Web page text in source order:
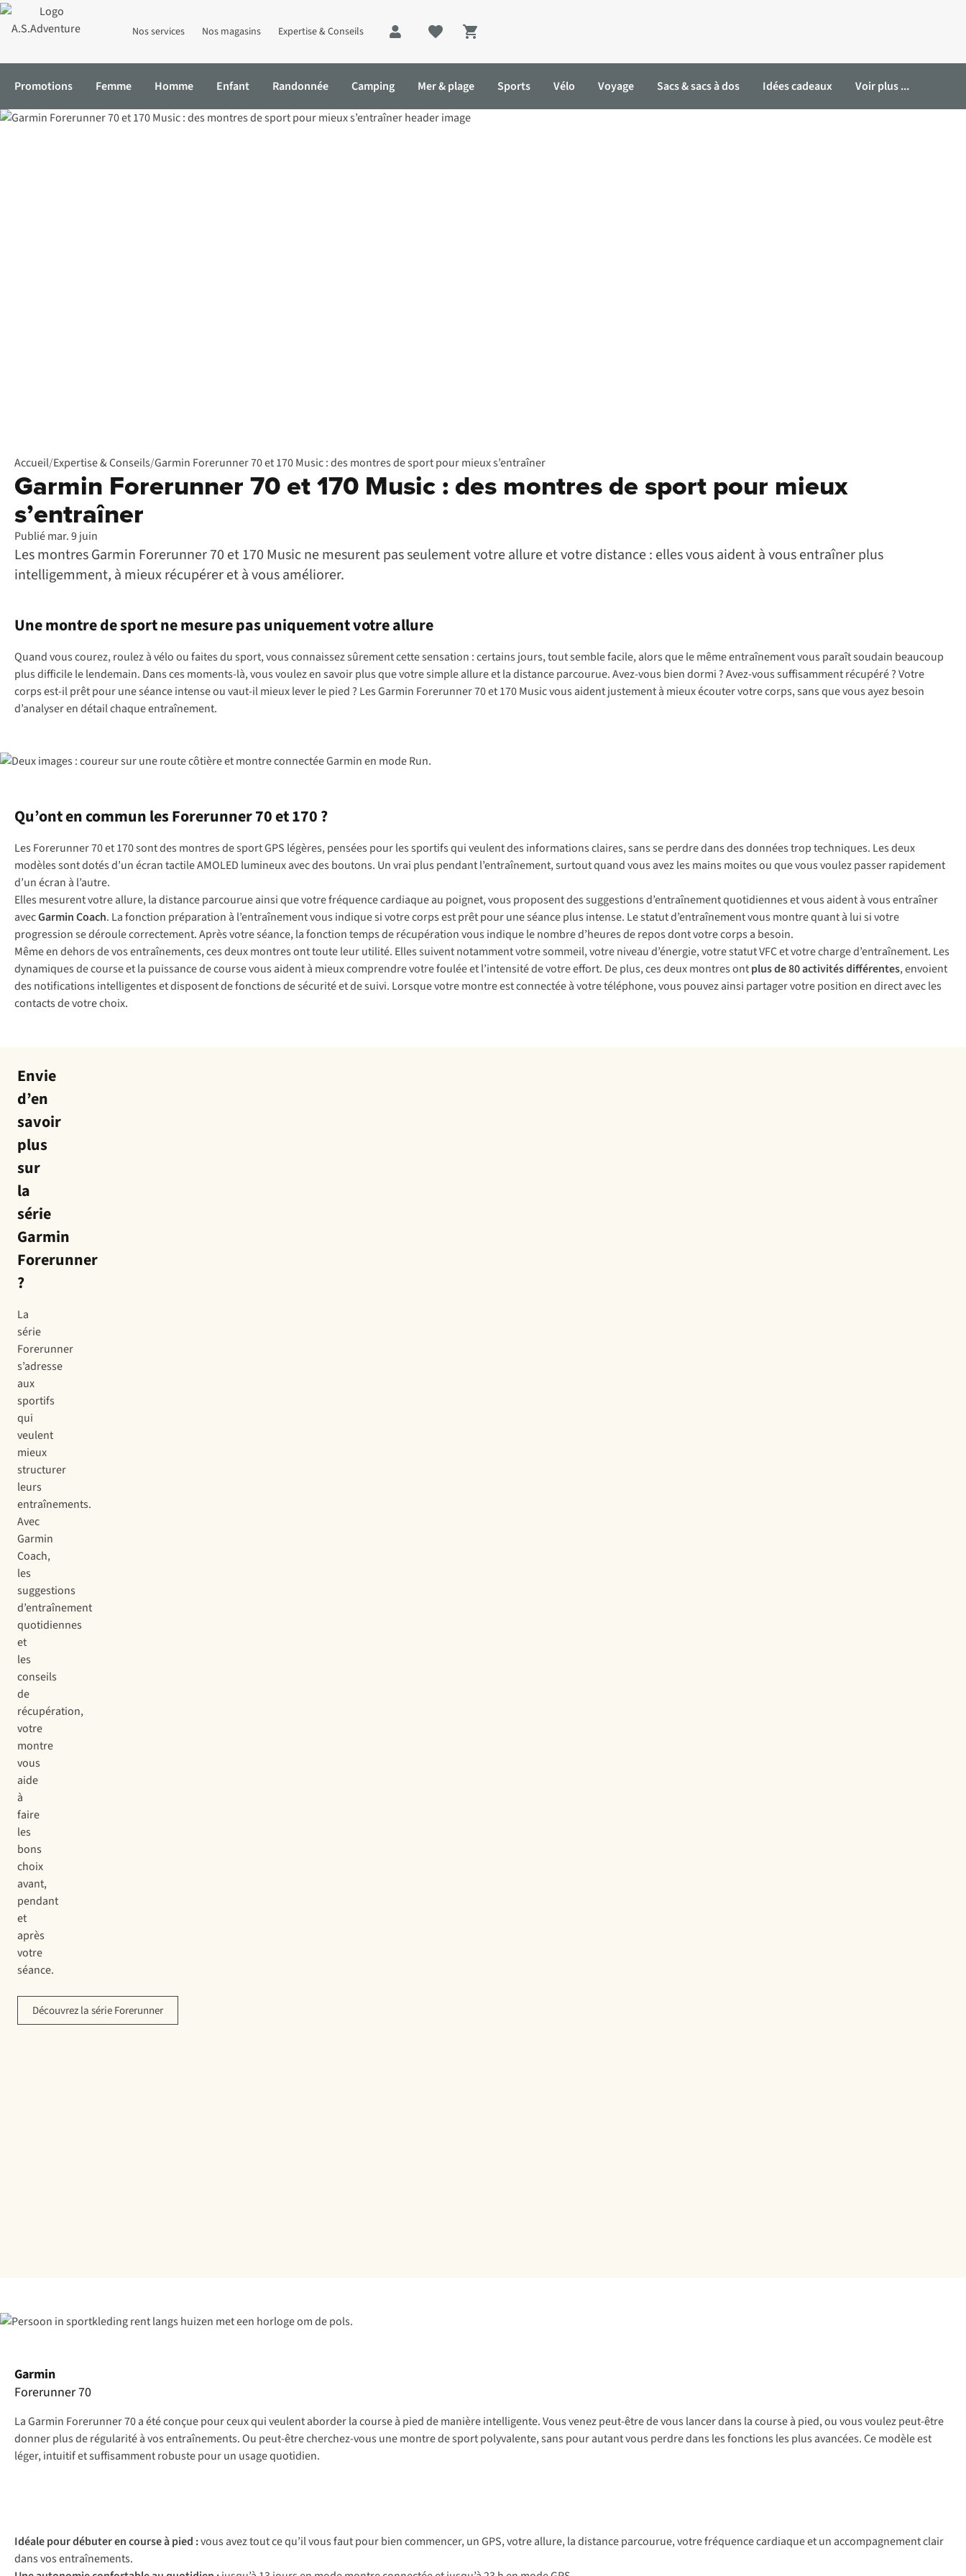
Nos services Nos magasins Expertise & Conseils
Shopping cart
Promotions Femme Homme Enfant Randonnée Camping Mer & plage Sports Vélo Voyage Sacs & sacs à dos Idées cadeaux Voir plus ...
Accueil/Expertise & Conseils/Garmin Forerunner 70 et 170 Music : des montres de sport pour mieux s’entraîner
Garmin Forerunner 70 et 170 Music : des montres de sport pour mieux
s’entraîner
Publié mar. 9 juin
Les montres Garmin Forerunner 70 et 170 Music ne mesurent pas seulement votre allure et votre distance : elles vous aident à vous entraîner plus
intelligemment, à mieux récupérer et à vous améliorer.
Une montre de sport ne mesure pas uniquement votre allure
Quand vous courez, roulez à vélo ou faites du sport, vous connaissez sûrement cette sensation : certains jours, tout semble facile, alors que le même entraînement vous paraît soudain beaucoup
plus difficile le lendemain. Dans ces moments-là, vous voulez en savoir plus que votre simple allure et la distance parcourue. Avez-vous bien dormi ? Avez-vous suffisamment récupéré ? Votre
corps est-il prêt pour une séance intense ou vaut-il mieux lever le pied ? Les Garmin Forerunner 70 et 170 Music vous aident justement à mieux écouter votre corps, sans que vous ayez besoin
d’analyser en détail chaque entraînement.
Qu’ont en commun les Forerunner 70 et 170 ?
Les Forerunner 70 et 170 sont des montres de sport GPS légères, pensées pour les sportifs qui veulent des informations claires, sans se perdre dans des données trop techniques. Les deux
modèles sont dotés d’un écran tactile AMOLED lumineux avec des boutons. Un vrai plus pendant l’entraînement, surtout quand vous avez les mains moites ou que vous voulez passer rapidement
d’un écran à l’autre.
Elles mesurent votre allure, la distance parcourue ainsi que votre fréquence cardiaque au poignet, vous proposent des suggestions d’entraînement quotidiennes et vous aident à vous entraîner
avecGarmin Coach. La fonction préparation à l’entraînement vous indique si votre corps est prêt pour une séance plus intense. Le statut d’entraînement vous montre quant à lui si votre
progression se déroule correctement. Après votre séance, la fonction temps de récupération vous indique le nombre d’heures de repos dont votre corps a besoin.
Même en dehors de vos entraînements, ces deux montres ont toute leur utilité. Elles suivent notamment votre sommeil, votre niveau d’énergie, votre statut VFC et votre charge d’entraînement. Les
dynamiques de course et la puissance de course vous aident à mieux comprendre votre foulée et l’intensité de votre effort. De plus, ces deux montres ontplus de 80 activités différentes, envoient
des notifications intelligentes et disposent de fonctions de sécurité et de suivi. Lorsque votre montre est connectée à votre téléphone, vous pouvez ainsi partager votre position en direct avec les
contacts de votre choix.
Envie
d’en
savoir
plus
sur
la
série
Garmin
Forerunner
?
La
série
Forerunner
s’adresse
aux
sportifs
qui
veulent
mieux
structurer
leurs
entraînements.
Avec
Garmin
Coach,
les
suggestions
d’entraînement
quotidiennes
et
les
conseils
de
récupération,
votre
montre
vous
aide
à
faire
les
bons
choix
avant,
pendant
et
après
votre
séance.
Découvrez la série Forerunner
Garmin
Forerunner 70
La Garmin Forerunner 70 a été conçue pour ceux qui veulent aborder la course à pied de manière intelligente. Vous venez peut-être de vous lancer dans la course à pied, ou vous voulez peut-être
donner plus de régularité à vos entraînements. Ou peut-être cherchez-vous une montre de sport polyvalente, sans pour autant vous perdre dans les fonctions les plus avancées. Ce modèle est
léger, intuitif et suffisamment robuste pour un usage quotidien.
Idéale pour débuter en course à pied :vous avez tout ce qu’il vous faut pour bien commencer, un GPS, votre allure, la distance parcourue, votre fréquence cardiaque et un accompagnement clair
dans vos entraînements.